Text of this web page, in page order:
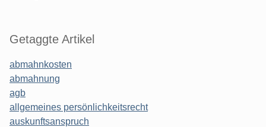
Getaggte Artikel
abmahnkosten
abmahnung
agb
allgemeines persönlichkeitsrecht
auskunftsanspruch